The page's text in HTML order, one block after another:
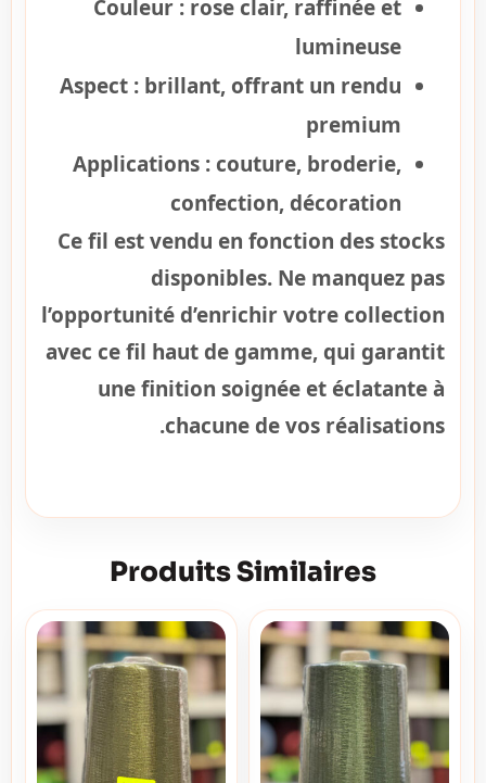
Couleur : rose clair, raffinée et
lumineuse
Aspect : brillant, offrant un rendu
premium
Applications : couture, broderie,
confection, décoration
Ce fil est vendu en fonction des stocks
disponibles. Ne manquez pas
l’opportunité d’enrichir votre collection
avec ce fil haut de gamme, qui garantit
une finition soignée et éclatante à
chacune de vos réalisations.
Produits Similaires